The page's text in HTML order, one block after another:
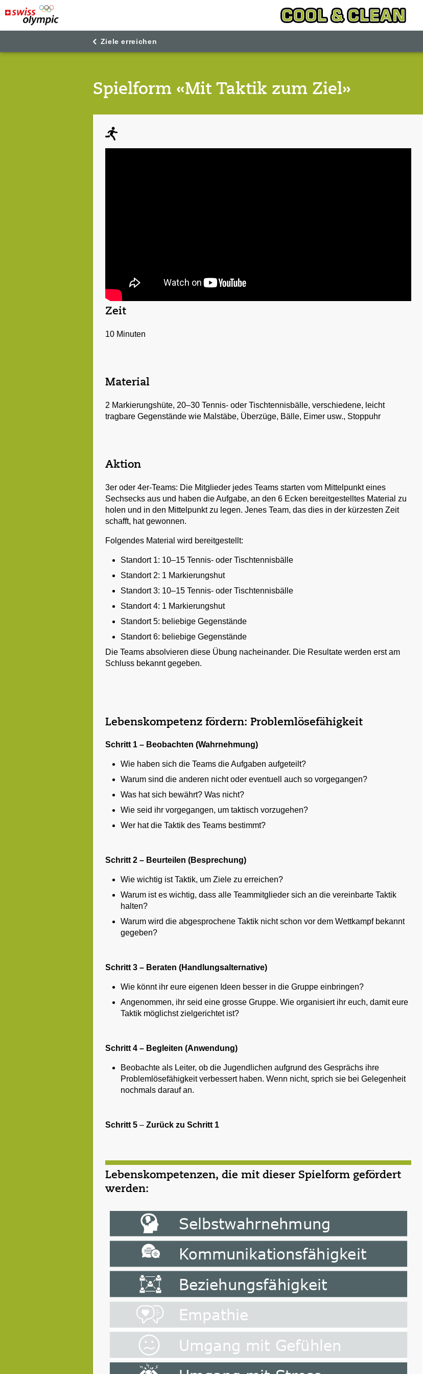
Ziele erreichen
Spielform «Mit Taktik zum Ziel»
Zeit
10 Minuten
Material
2 Markierungshüte, 20–30 Tennis- oder Tischtennisbälle, verschiedene, leicht
tragbare Gegenstände wie Malstäbe, Überzüge, Bälle, Eimer usw., Stoppuhr
Aktion
3er oder 4er-Teams: Die Mitglieder jedes Teams starten vom Mittelpunkt eines
Sechsecks aus und haben die Aufgabe, an den 6 Ecken bereitgestelltes Material zu
holen und in den Mittelpunkt zu legen. Jenes Team, das dies in der kürzesten Zeit
schafft, hat gewonnen.
Folgendes Material wird bereitgestellt:
Standort 1: 10–15 Tennis- oder Tischtennisbälle
Standort 2: 1 Markierungshut
Standort 3: 10–15 Tennis- oder Tischtennisbälle
Standort 4: 1 Markierungshut
Standort 5: beliebige Gegenstände
Standort 6: beliebige Gegenstände
Die Teams absolvieren diese Übung nacheinander. Die Resultate werden erst am
Schluss bekannt gegeben.
Lebenskompetenz fördern: Problemlösefähigkeit
Schritt 1 – Beobachten (Wahrnehmung)
Wie haben sich die Teams die Aufgaben aufgeteilt?
Warum sind die anderen nicht oder eventuell auch so vorgegangen?
Was hat sich bewährt? Was nicht?
Wie seid ihr vorgegangen, um taktisch vorzugehen?
Wer hat die Taktik des Teams bestimmt?
Schritt 2 – Beurteilen (Besprechung)
Wie wichtig ist Taktik, um Ziele zu erreichen?
Warum ist es wichtig, dass alle Teammitglieder sich an die vereinbarte Taktik
halten?
Warum wird die abgesprochene Taktik nicht schon vor dem Wettkampf bekannt
gegeben?
Schritt 3 – Beraten (Handlungsalternative)
Wie könnt ihr eure eigenen Ideen besser in die Gruppe einbringen?
Angenommen, ihr seid eine grosse Gruppe. Wie organisiert ihr euch, damit eure
Taktik möglichst zielgerichtet ist?
Schritt 4 – Begleiten (Anwendung)
Beobachte als Leiter, ob die Jugendlichen aufgrund des Gesprächs ihre
Problemlösefähigkeit verbessert haben. Wenn nicht, sprich sie bei Gelegenheit
nochmals darauf an.
Schritt 5 – Zurück zu Schritt 1
Lebenskompetenzen, die mit dieser Spielform gefördert
werden: